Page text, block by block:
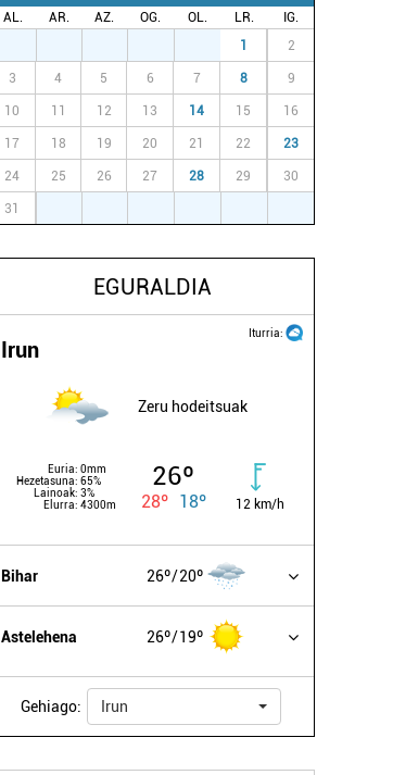
AL. AR. AZ. OG. OL. LR.
IG.
1 2
3 4 5 6 7 8 9
10 11 12 13 14 15 16
17 18 19 20 21 22 23
24 25 26 27 28 29 30
31
EGURALDIA
Iturria:
Irun
Zeru hodeitsuak
Euria: 0mm
Hezetasuna: 65%
Lainoak: 3%
Elurra: 4300m
26º
28º 18º 12 km/h
Bihar 26º 20º
Astelehena 26º 19º
Gehiago: Irun